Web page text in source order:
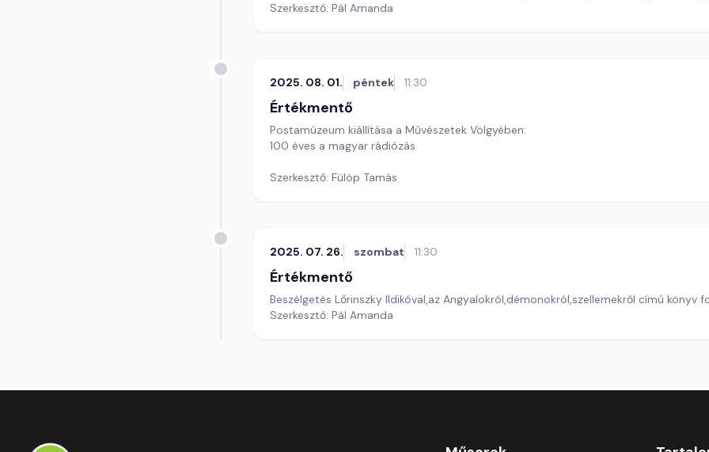
Szerkesztő: Pál Amanda
2025. 08. 01. péntek 11:30
Értékmentő
Postamúzeum kiállítása a Művészetek Völgyében:
100 éves a magyar rádiózás
Szerkesztő: Fülöp Tamás
2025. 07. 26. szombat 11:30
Értékmentő
Beszélgetés Lőrinszky Ildikóval,az Angyalokról,démonokról,szellemekről című könyv
Szerkesztő: Pál Amanda